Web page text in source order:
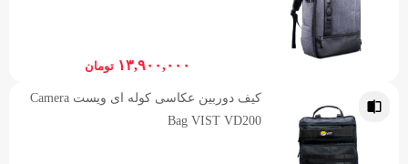
۱۳,۹۰۰,۰۰۰ تومان
کیف دوربین عکاسی کوله ای ویست Camera
Bag VIST VD200